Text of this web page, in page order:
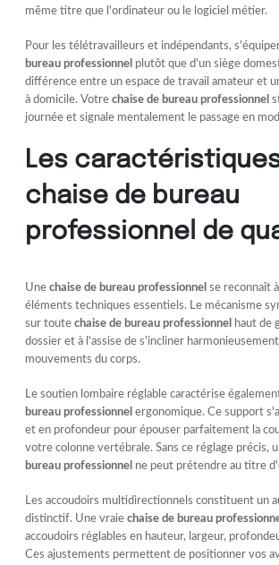
même titre que l'ordinateur ou le logiciel métier.
Pour les télétravailleurs et indépendants,
bureau professionnel plutôt que d'un siège
différence entre un espace de travail amateur et
à domicile. Votrechaise de bureau professionnel
journée et signale mentalement le passage en
Les
chaise de bureau
professionnel de
Unechaise de bureau professionnel se reconnaît
éléments techniques essentiels. Le mécanisme
sur toutechaise de bureau professionnel
haut de
dossier et à l'assise de s'incliner
mouvements du corps.
Le soutien lombaire réglable caractérise
bureau professionnel ergonomique. Ce support
et en profondeur pour épouser parfaitement la
votre colonne vertébrale. Sans ce réglage précis,
bureau professionnel ne peut prétendre au titre
Les accoudoirs multidirectionnels constituent un
distinctif. Une vraiechaise de bureau
accoudoirs réglables en hauteur, largeur,
Ces ajustements permettent de positionner vos